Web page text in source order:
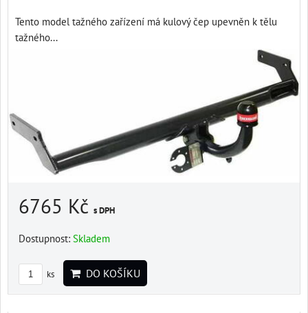
Tento model tažného zařízení má kulový čep upevněn k tělu
tažného...
6765 Kč s DPH
Dostupnost: Skladem
ks DO KOŠÍKU